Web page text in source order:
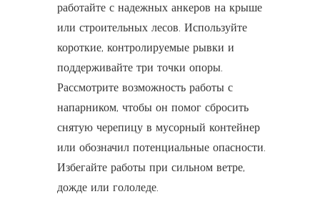
работайте с надежных анкеров на крыше
или строительных лесов. Используйте
короткие, контролируемые рывки и
поддерживайте три точки опоры.
Рассмотрите возможность работы с
напарником, чтобы он помог сбросить
снятую черепицу в мусорный контейнер
или обозначил потенциальные опасности.
Избегайте работы при сильном ветре,
дожде или гололеде.